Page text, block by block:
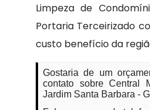
Limpeza de
Portaria Terceirizado
custo benefício da
Gostaria de um
contato sobre Central
Jardim Santa Barbara -